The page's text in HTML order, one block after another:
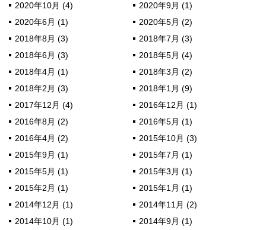
2020年10月 (4)
2020年9月 (1)
2020年6月 (1)
2020年5月 (2)
2018年8月 (3)
2018年7月 (3)
2018年6月 (3)
2018年5月 (4)
2018年4月 (1)
2018年3月 (2)
2018年2月 (3)
2018年1月 (9)
2017年12月 (4)
2016年12月 (1)
2016年8月 (2)
2016年5月 (1)
2016年4月 (2)
2015年10月 (3)
2015年9月 (1)
2015年7月 (1)
2015年5月 (1)
2015年3月 (1)
2015年2月 (1)
2015年1月 (1)
2014年12月 (1)
2014年11月 (2)
2014年10月 (1)
2014年9月 (1)